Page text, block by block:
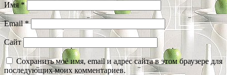
Имя*
Email*
Сайт
Сохранить моё имя, email и адрес сайта в этом браузере для
последующих моих комментариев.